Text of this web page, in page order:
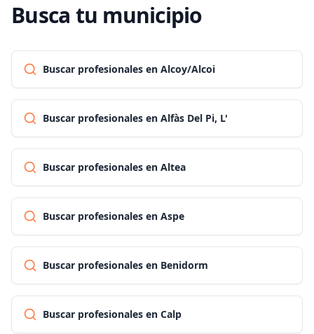
Busca tu municipio
Buscar profesionales en Alcoy/Alcoi
Buscar profesionales en Alfàs Del Pi, L'
Buscar profesionales en Altea
Buscar profesionales en Aspe
Buscar profesionales en Benidorm
Buscar profesionales en Calp